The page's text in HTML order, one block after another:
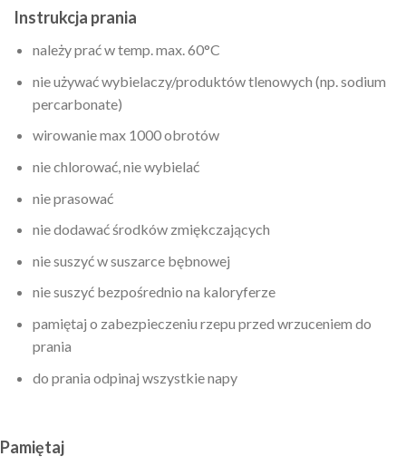
Instrukcja prania
należy prać w temp. max. 60°C
nie używać wybielaczy/produktów tlenowych (np. sodium
percarbonate)
wirowanie max 1000 obrotów
nie chlorować, nie wybielać
nie prasować
nie dodawać środków zmiękczających
nie suszyć w suszarce bębnowej
nie suszyć bezpośrednio na kaloryferze
pamiętaj o zabezpieczeniu rzepu przed wrzuceniem do
prania
do prania odpinaj wszystkie napy
Pamiętaj